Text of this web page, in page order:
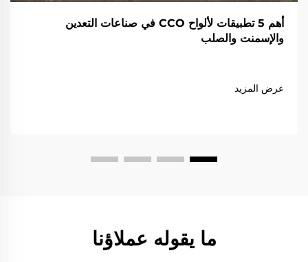
أهم 5 تطبيقات لألواح CCO في صناعات التعدين
والإسمنت والصلب
عرض المزيد
ما يقوله عملاؤنا